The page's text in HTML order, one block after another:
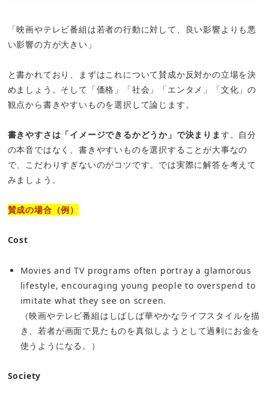
「映画やテレビ番組は若者の行動に対して、良い影響よりも悪
い影響の方が大きい」
と書かれており、まずはこれについて賛成か反対かの立場を決
めましょう。そして「価格」「社会」「エンタメ」「文化」の
観点から書きやすいものを選択して論じます。
書きやすさは「イメージできるかどうか」で決まります。自分
の本音ではなく、書きやすいものを選択することが大事なの
で、こだわりすぎないのがコツです。では実際に解答を考えて
みましょう。
賛成の場合（例）
Cost
Movies and TV programs often portray a glamorous
lifestyle, encouraging young people to overspend to
imitate what they see on screen.
（映画やテレビ番組はしばしば華やかなライフスタイルを描
き、若者が画面で見たものを真似しようとして過剰にお金を
使うようになる。）
Society